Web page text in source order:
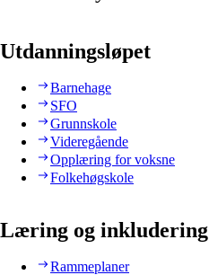
Utdanningsløpet
Barnehage
SFO
Grunnskole
Videregående
Opplæring for voksne
Folkehøgskole
Læring og inkludering
Rammeplaner